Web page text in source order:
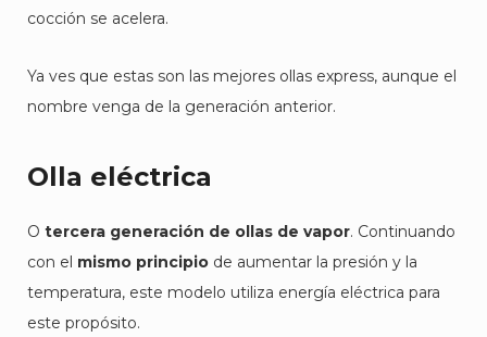
cocción se acelera.
Ya ves que estas son las mejores ollas express, aunque el
nombre venga de la generación anterior.
Olla eléctrica
O tercera generación de ollas de vapor. Continuando
con el mismo principio de aumentar la presión y la
temperatura, este modelo utiliza energía eléctrica para
este propósito.